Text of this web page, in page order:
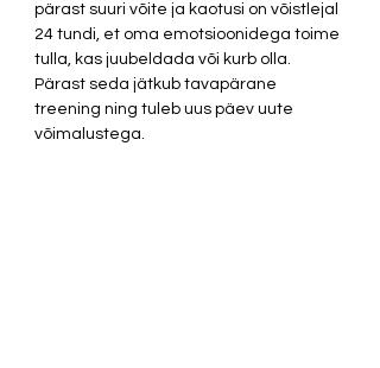
pärast suuri võite ja kaotusi on võistlejal
24 tundi, et oma emotsioonidega toime
tulla, kas juubeldada või kurb olla.
Pärast seda jätkub tavapärane
treening ning tuleb uus päev uute
võimalustega.